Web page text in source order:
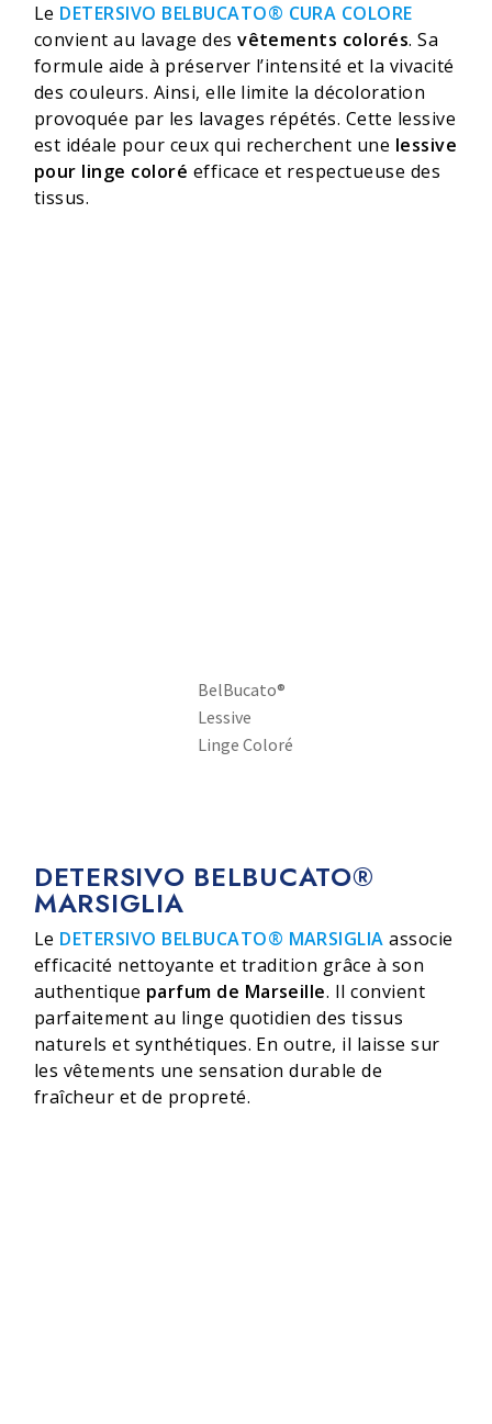
Le DETERSIVO BELBUCATO® CURA COLORE
convient au lavage desvêtements colorés. Sa
formule aide à préserver l’intensité et la vivacité
des couleurs. Ainsi, elle limite la décoloration
provoquée par les lavages répétés. Cette lessive
est idéale pour ceux qui recherchent une lessive
pour linge coloré efficace et respectueuse des
tissus.
BelBucato®
Lessive
Linge Coloré
DETERSIVO BELBUCATO®
MARSIGLIA
Le DETERSIVO BELBUCATO® MARSIGLIA associe
efficacité nettoyante et tradition grâce à son
authentique parfum de Marseille. Il convient
parfaitement au linge quotidien des tissus
naturels et synthétiques. En outre, il laisse sur
les vêtements une sensation durable de
fraîcheur et de propreté.